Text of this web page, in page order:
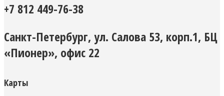
+7 812 449-76-38
Санкт-Петербург, ул. Салова 53, корп.1, БЦ
«Пионер», офис 22
Карты